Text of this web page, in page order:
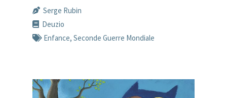
Serge Rubin
Deuzio
Enfance, Seconde Guerre Mondiale